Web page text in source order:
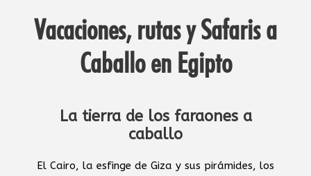
Vacaciones, rutas y Safaris a
Caballo enEgipto
La tierra de los faraones a
caballo
El Cairo, la esfinge de Giza y sus pirámides, los